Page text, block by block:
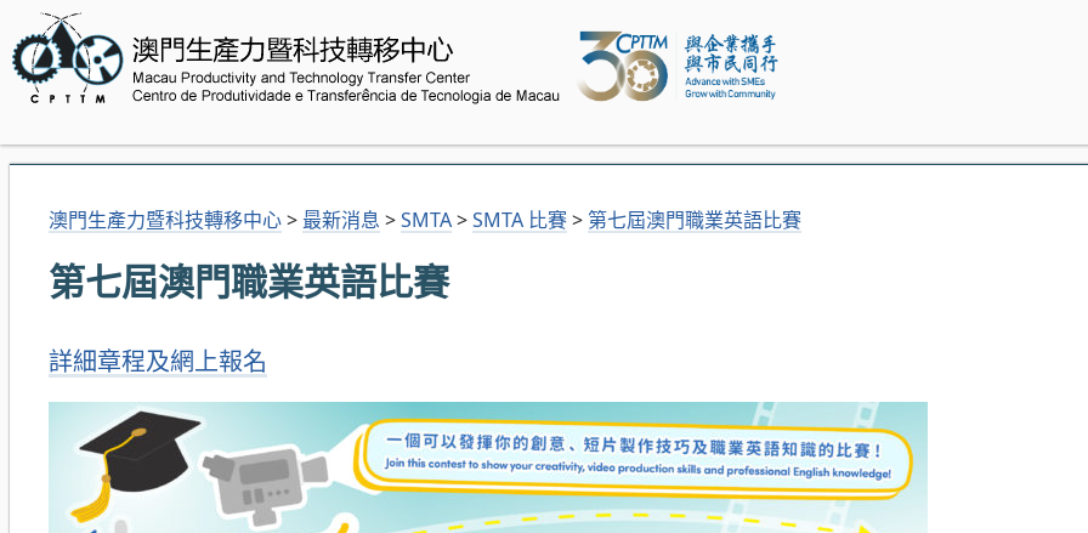
澳門生產力暨科技轉移中心> 最新消息 >SMTA>SMTA 比賽> 第七屆澳門職業英語比賽
第七屆澳門職業英語比賽
詳細章程及網上報名